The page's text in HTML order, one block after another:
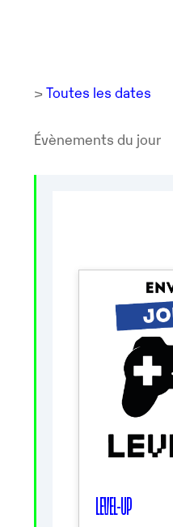
> Toutes les dates
Évènements du jour
LEVEL-UP